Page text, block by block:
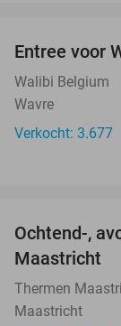
Entree voor
Walibi Belgium
Wavre
Verkocht: 3.677
Ochtend-,
Maastricht
Thermen
Maastricht